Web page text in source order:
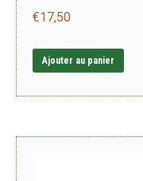
€17,50
Ajouter au panier